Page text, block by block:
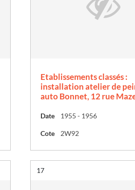
Etablissements classés :
installation atelier de
auto Bonnet, 12 rue
Date 1955 - 1956
Cote 2W92
Résultat n°
17